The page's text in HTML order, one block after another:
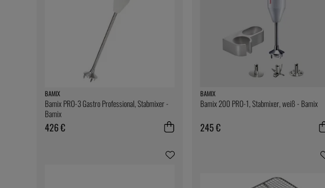
BAMIX
Bamix PRO-3 Gastro Professional, Stabmixer -
Bamix
426 €
BAMIX
Bamix 200 PRO-1, Stabmixer, weiß - Bamix
245 €